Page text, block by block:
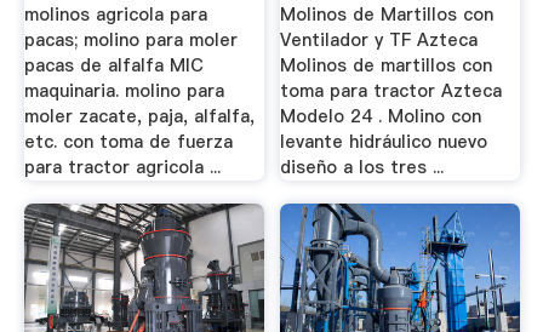
molinos agricola para
pacas; molino para moler
pacas de alfalfa MIC
maquinaria. molino para
moler zacate, paja, alfalfa,
etc. con toma de fuerza
para tractor agricola ...
Molinos de Martillos con
Ventilador y TF Azteca
MoIinos de martillos con
toma para tractor Azteca
Modelo 24 . Molino con
levante hidráulico nuevo
diseño a los tres ...